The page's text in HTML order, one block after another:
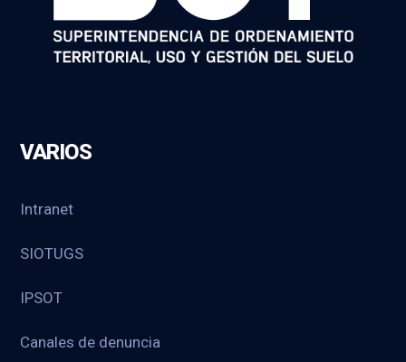
VARIOS
Intranet
SIOTUGS
IPSOT
Canales de denuncia